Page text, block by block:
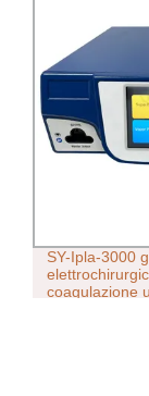
SY-Ipla-3000
coagulazione